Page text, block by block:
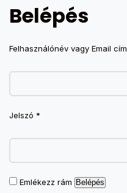
Belépés
Felhasználónév vagy Email cím
Jelszó *
Emlékezz rám Belépés